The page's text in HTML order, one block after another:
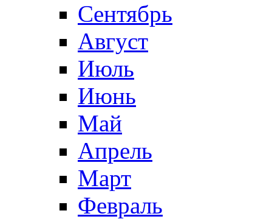
Сентябрь
Август
Июль
Июнь
Май
Апрель
Март
Февраль